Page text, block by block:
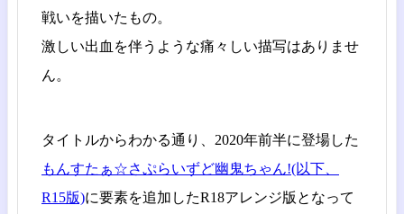
戦いを描いたもの。
激しい出血を伴うような痛々しい描写はありませ
ん。
タイトルからわかる通り、2020年前半に登場した
もんすたぁ☆さぷらいずど幽鬼ちゃん!(以下、
R15版)に要素を追加したR18アレンジ版となって